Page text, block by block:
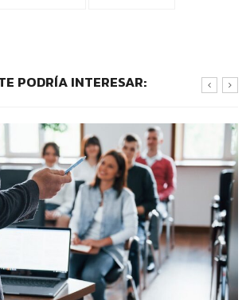
PODRÍA INTERESAR: